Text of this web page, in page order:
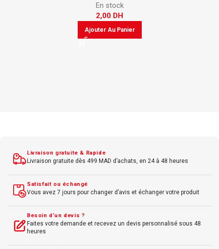
En stock
2,00 DH
Ajouter Au Panier
Livraison gratuite & Rapide
Livraison gratuite dès 499 MAD d’achats, en 24 à 48 heures
Satisfait ou échangé
Vous avez 7 jours pour changer d’avis et échanger votre produit
Besoin d’un devis ?
Faites votre demande et recevez un devis personnalisé sous 48
heures